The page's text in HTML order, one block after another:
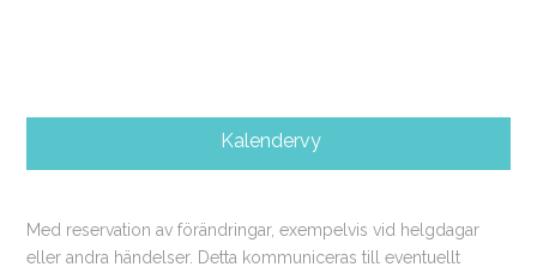
Kalendervy
Med reservation av förändringar, exempelvis vid helgdagar
eller andra händelser. Detta kommuniceras till eventuellt